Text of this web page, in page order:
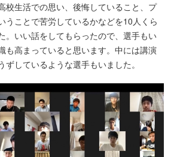
校生活での思い、後悔していること、プ
うことで苦労しているかなどを10人くら
。いい話をしてもらったので、選手もい
も高まっていると思います。中には講演
ずしているような選手もいました。